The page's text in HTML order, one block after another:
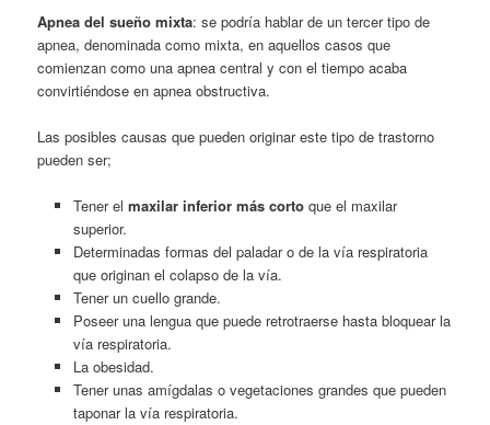
Apnea del sueño mixta: se podría hablar de un tercer tipo de
apnea, denominada como mixta, en aquellos casos que
comienzan como una apnea central y con el tiempo acaba
convirtiéndose en apnea obstructiva.
Las posibles causas que pueden originar este tipo de trastorno
pueden ser;
Tener el maxilar inferior más cortoque el maxilar
superior.
Determinadas formas del paladar o de la vía respiratoria
que originan el colapso de la vía.
Tener un cuello grande.
Poseer una lengua que puede retrotraerse hasta bloquear la
vía respiratoria.
La obesidad.
Tener unas amígdalas o vegetaciones grandes que pueden
taponar la vía respiratoria.